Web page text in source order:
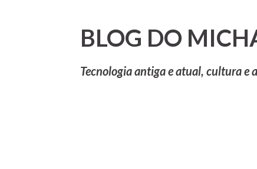
BLOG DO
Tecnologia antiga e atual, cultura e